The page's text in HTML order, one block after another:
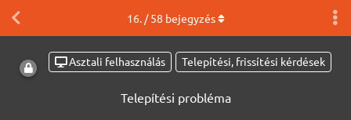
Asztali felhasználás Telepítési, frissítési kérdések
Telepítési probléma
16. /58 bejegyzés